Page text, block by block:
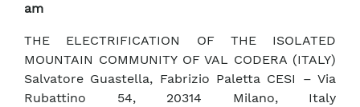
am
THE ELECTRIFICATION OF THE ISOLATED
MOUNTAIN COMMUNITY OF VAL CODERA (ITALY)
Salvatore Guastella, Fabrizio Paletta CESI – Via
Rubattino 54, 20314 Milano, Italy